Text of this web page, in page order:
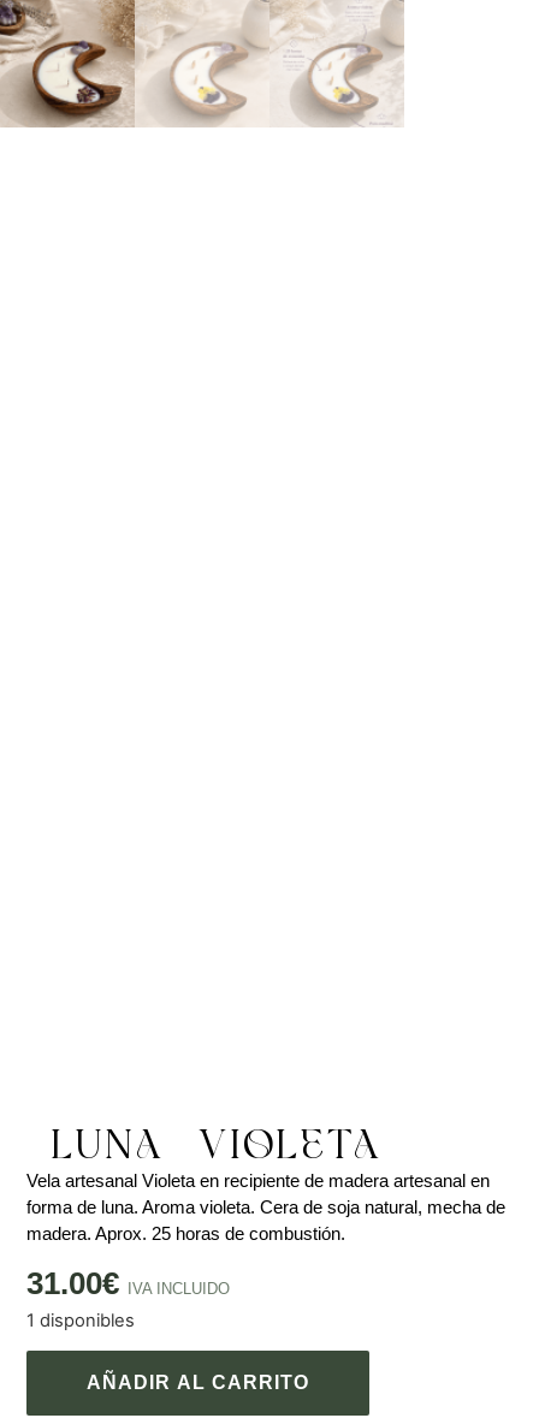
LUNA – VIOLETA
Vela artesanal Violeta en recipiente de madera artesanal en
forma de luna. Aroma violeta. Cera de soja natural, mecha de
madera. Aprox. 25 horas de combustión.
31.00€ IVA INCLUIDO
1 disponibles
AÑADIR AL CARRITO